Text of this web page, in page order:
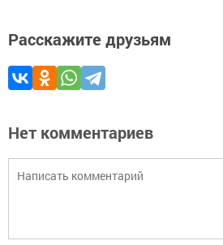
Расскажите друзьям
Нет комментариев